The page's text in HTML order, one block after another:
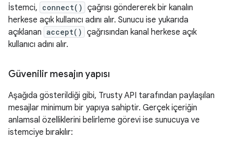
İstemci, connect() çağrısı göndererek bir kanalın
herkese açık kullanıcı adını alır. Sunucu ise yukarıda
açıklanan accept() çağrısından kanal herkese açık
kullanıcı adını alır.
Güvenilir mesajın yapısı
Aşağıda gösterildiği gibi, Trusty API tarafından paylaşılan
mesajlar minimum bir yapıya sahiptir. Gerçek içeriğin
anlamsal özelliklerini belirleme görevi ise sunucuya ve
istemciye bırakılır: